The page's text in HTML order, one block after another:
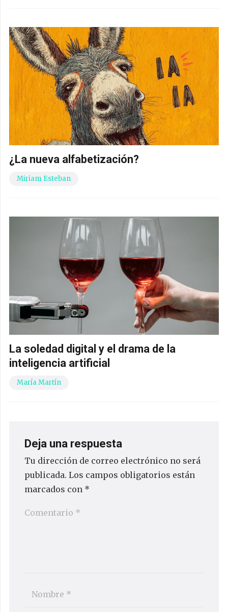
¿La nueva alfabetización?
Miriam Esteban
La soledad digital y el drama de la
inteligencia artificial
María Martín
Deja una respuesta
Tu dirección de correo electrónico no será
publicada. Los campos obligatorios están
marcados con *